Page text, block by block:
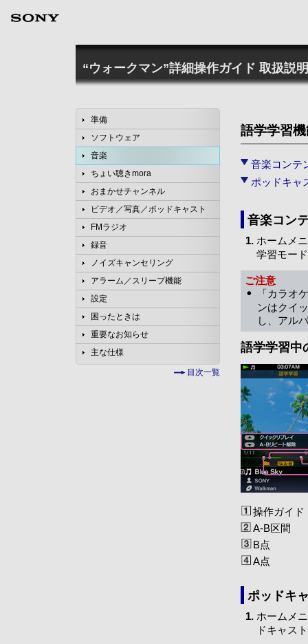
“ウォークマン”詳細操作ガイド 取扱説
準備
ソフトウェア
音楽
ちょい聴きmora
おまかせチャンネル
ビデオ／写真／ポッドキャスト
FMラジオ
録音
ノイズキャンセリング
アラーム／スリープ機能
設定
困ったときは
重要なお知らせ
主な仕様
目次一覧
語学学習
音楽コンテ
ポッドキャ
音楽コン
ホームメ
学習モー
ご注意
「カラオ
ンはクイ
し、アル
語学学習中
操作ガイド
A-B区間
B点
A点
ポッドキ
ホームメ
ドキャス